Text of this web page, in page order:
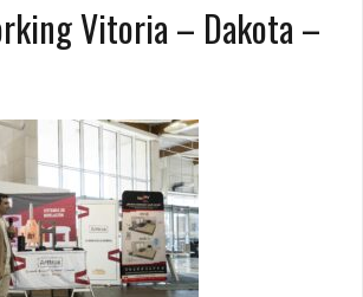
Vitoria – Dakota –